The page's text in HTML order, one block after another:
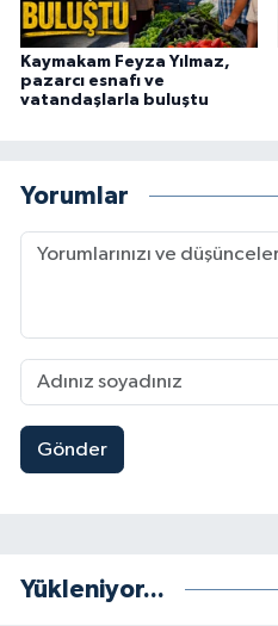
Kaymakam Feyza Yılmaz,
pazarcı esnafı ve
vatandaşlarla buluştu
Yorumlar
Gönder
Yükleniyor...